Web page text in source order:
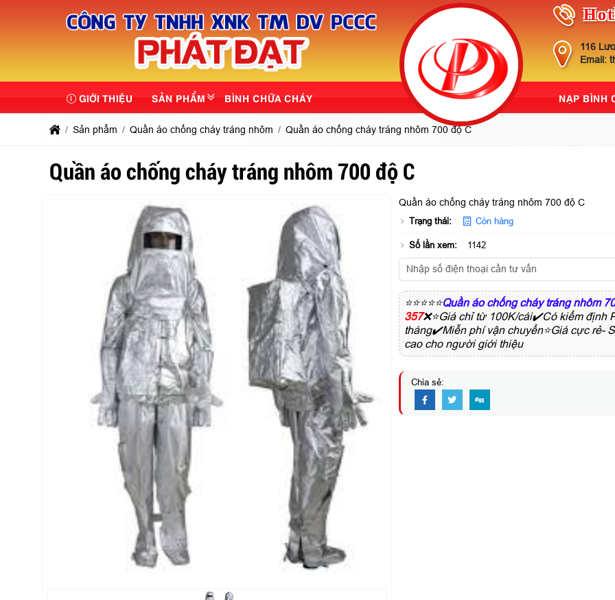
116
Email:
GIỚI THIỆU SẢN PHẨM BÌNH CHỮA CHÁY NẠP BÌNH
Sản phẩm Quần áo chống cháy tráng nhôm Quần áo chống cháy tráng nhôm 700 độ C
Quần áo chống cháy tráng nhôm 700 độ C
Quần áo chống cháy tráng nhôm 700 độ C
Trạng thái: Còn hàng
Số lần xem: 1142
⭐⭐⭐⭐⭐Quần áo chống cháy tráng nhôm
357❌⭐Giá chỉ từ 100K/cái✔️Có kiểm
tháng✔️Miễn phí vận chuyển⭐Giá cực rẻ-
cao cho người giới thiệu
Chia sẻ: